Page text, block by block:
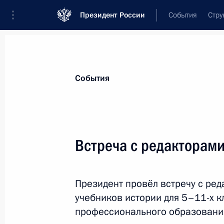
Президент России События
Завершена аккредитация
мероприятий, посвящённых 81-й
Отечественной войне 1941–1945
События
Встреча с
Президент провёл встречу с
учебников истории для 5–11-х
профессионального